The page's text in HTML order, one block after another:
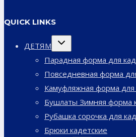
QUICK LINKS
ДЕТЯМ
Переключить
дочернее
Парадная форма для
Повседневная форма
Камуфляжная форма для
Бушлаты Зимняя форма
Рубашка сорочка для
Брюки кадетские